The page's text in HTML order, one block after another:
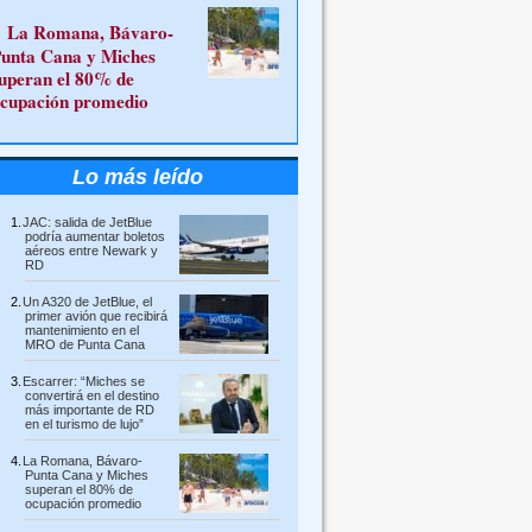
La Romana, Bávaro-
Cana y Miches
el 80% de
promedio
Lo más leído
JAC: salida de JetBlue
podría aumentar boletos
aéreos entre Newark y
RD
Un A320 de JetBlue, el
primer avión que recibirá
mantenimiento en el
MRO de Punta Cana
Escarrer: “Miches se
convertirá en el destino
más importante de RD
en el turismo de lujo”
La Romana, Bávaro-
Punta Cana y Miches
superan el 80% de
ocupación promedio